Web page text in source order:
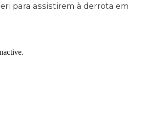
para assistirem à derrota em